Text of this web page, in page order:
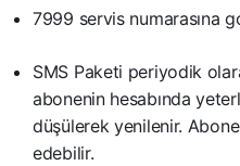
7999 servis numarasına
SMS Paketi periyodik
abonenin hesabında
düşülerek yenilenir.
edebilir.